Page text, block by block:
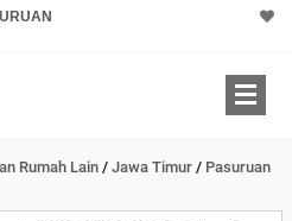
Rumah Lain / Jawa Timur / Pasuruan